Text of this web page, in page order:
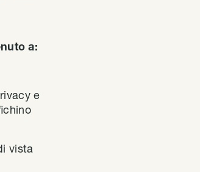
a:
e
vista